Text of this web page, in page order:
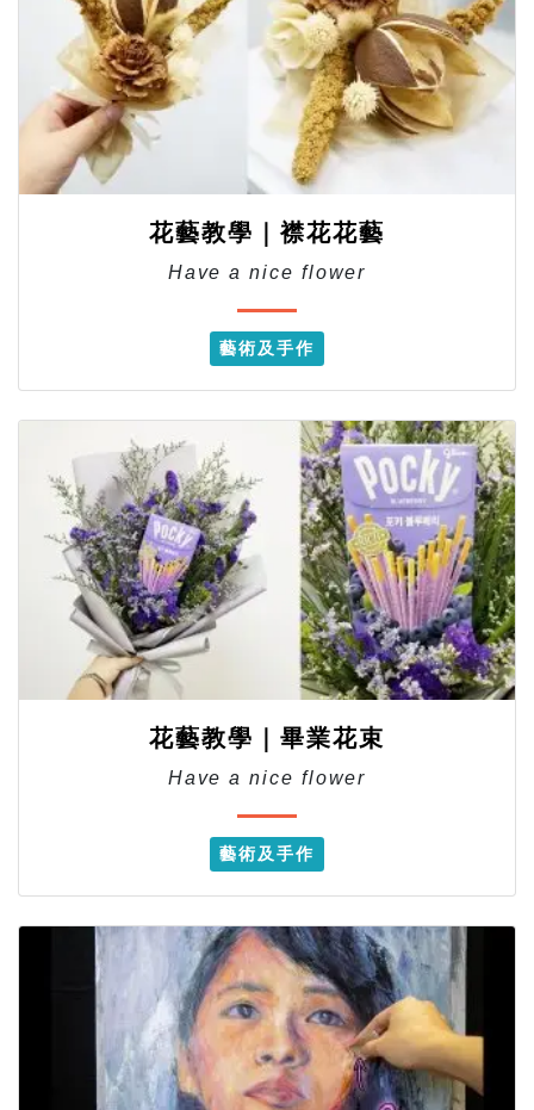
花藝教學｜襟花花藝
Have a nice flower
藝術及手作
花藝教學｜畢業花束
Have a nice flower
藝術及手作